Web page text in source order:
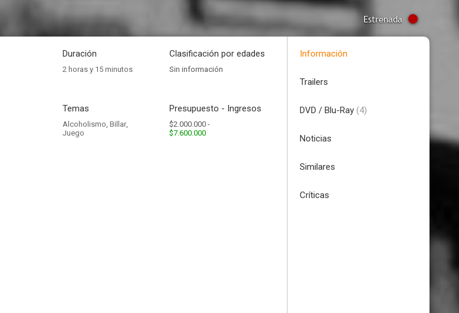
Estrenada
Duración
2 horas y 15 minutos
Clasificación por edades
Sin información
Temas
Alcoholismo, Billar,
Juego
Presupuesto - Ingresos
$2.000.000 -
$7.600.000
Información
Trailers
DVD / Blu-Ray (4)
Noticias
Similares
Críticas